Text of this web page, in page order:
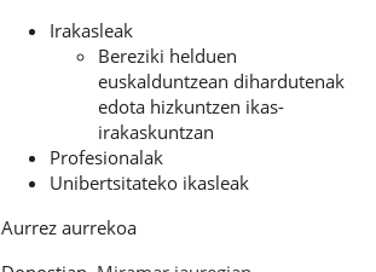
Irakasleak
Bereziki helduen
euskalduntzean dihardutenak
edota hizkuntzen ikas-
irakaskuntzan
Profesionalak
Unibertsitateko ikasleak
Aurrez aurrekoa